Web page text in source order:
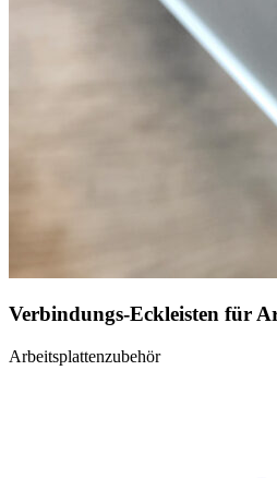
Verbindungs-Eckleisten für
Arbeitsplattenzubehör